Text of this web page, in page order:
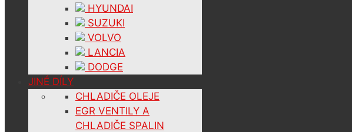
HYUNDAI
SUZUKI
VOLVO
LANCIA
DODGE
JINÉ DÍLY
CHLADIČE OLEJE
EGR VENTILY A
CHLADIČE SPALIN